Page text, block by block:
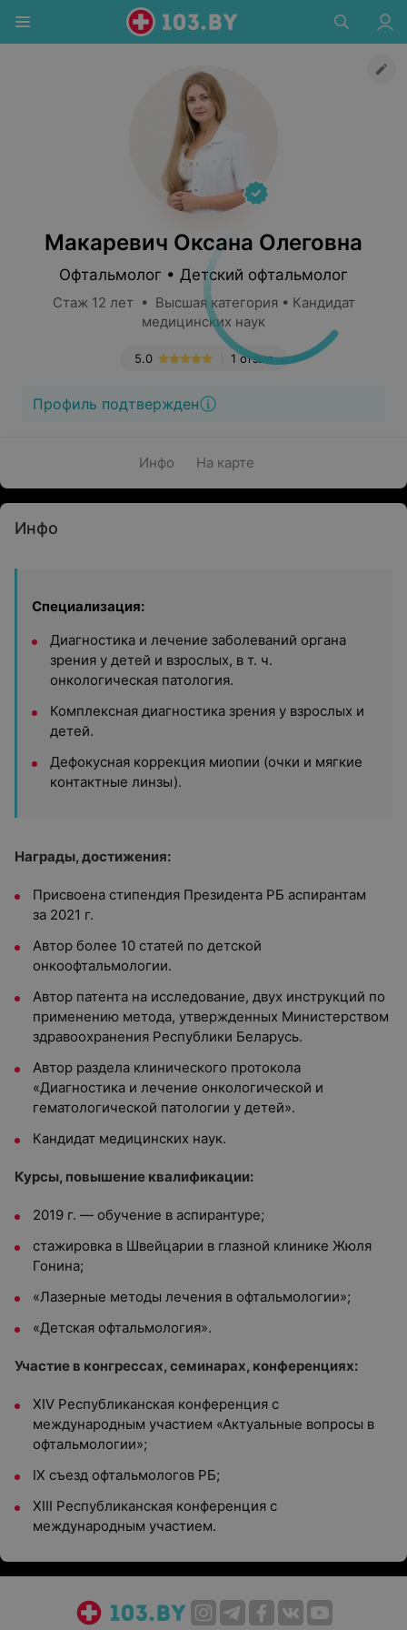
Макаревич Оксана Олеговна
Офтальмолог • Детский офтальмолог
Стаж 12 лет • Высшая категория • Кандидат
медицинских наук
1 отзыв
5.0
Профиль подтвержден
Инфо На карте
Инфо
Специализация:
Диагностика и лечение заболеваний органа
зрения у детей и взрослых, в т. ч.
онкологическая патология.
Комплексная диагностика зрения у взрослых и
детей.
Дефокусная коррекция миопии (очки и мягкие
контактные линзы).
Награды, достижения:
Присвоена стипендия Президента РБ аспирантам
за 2021 г.
Автор более 10 статей по детской
онкоофтальмологии.
Автор патента на исследование, двух инструкций по
применению метода, утвержденных Министерством
здравоохранения Республики Беларусь.
Автор раздела клинического протокола
«Диагностика и лечение онкологической и
гематологической патологии у детей».
Кандидат медицинских наук.
Курсы, повышение квалификации:
2019 г. — обучение в аспирантуре;
стажировка в Швейцарии в глазной клинике Жюля
Гонина;
«Лазерные методы лечения в офтальмологии»;
«Детская офтальмология».
Участие в конгрессах, семинарах, конференциях:
XIV Республиканская конференция с
международным участием «Актуальные вопросы в
офтальмологии»;
IХ съезд офтальмологов РБ;
XIII Республиканская конференция с
международным участием.